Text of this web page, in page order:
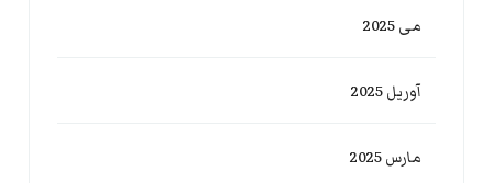
می 2025
آوریل 2025
مارس 2025